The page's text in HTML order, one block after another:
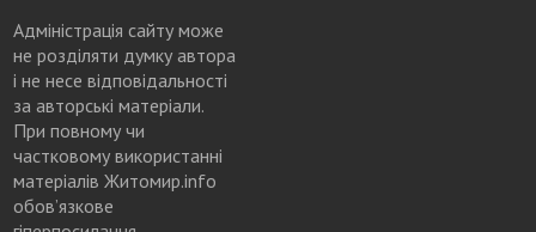
Адміністрація сайту може
не розділяти думку автора
і не несе відповідальності
за авторські матеріали.
При повному чи
частковому використанні
матеріалів Житомир.info
обов’язкове